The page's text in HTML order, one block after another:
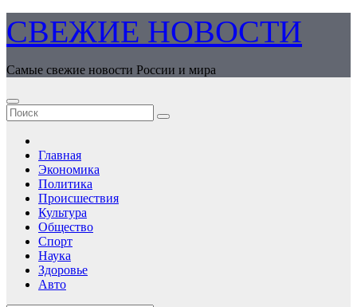
Перейти
к
содержимому
СВЕЖИЕ НОВОСТИ
Самые свежие новости России и мира
Главная
Экономика
Политика
Происшествия
Культура
Общество
Спорт
Наука
Здоровье
Авто